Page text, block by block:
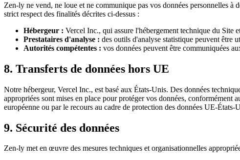
Zen-ly ne vend, ne loue et ne communique pas vos données personnelles à
strict respect des finalités décrites ci-dessus :
Hébergeur : Vercel Inc., qui assure l'hébergement technique du Site
Prestataires d'analyse : des outils d'analyse statistique peuvent être
Autorités compétentes : vos données peuvent être communiquées
8. Transferts de données hors UE
Notre hébergeur, Vercel Inc., est basé aux États-Unis. Des données
appropriées sont mises en place pour protéger vos données,
européenne ou par le recours au cadre de protection des données UE-
9. Sécurité des données
Zen-ly met en œuvre des mesures techniques et organisationnelles